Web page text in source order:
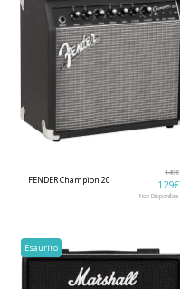
FENDER Champion 20
149€
129€
Non Disponibile
Esaurito